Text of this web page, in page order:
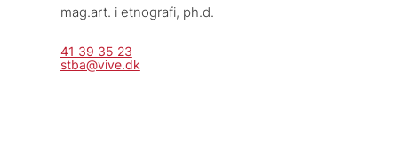
mag.art. i etnografi, ph.d.
41 39 35 23
stba@vive.dk